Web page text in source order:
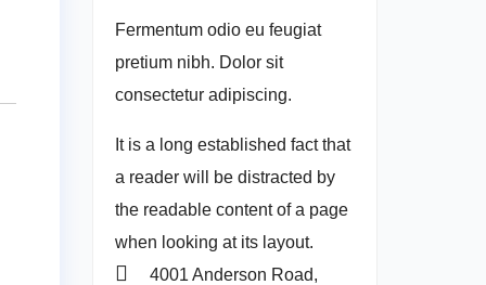
Fermentum odio eu feugiat
pretium nibh. Dolor sit
consectetur adipiscing.
It is a long established fact that
a reader will be distracted by
the readable content of a page
when looking at its layout.
4001 Anderson Road,